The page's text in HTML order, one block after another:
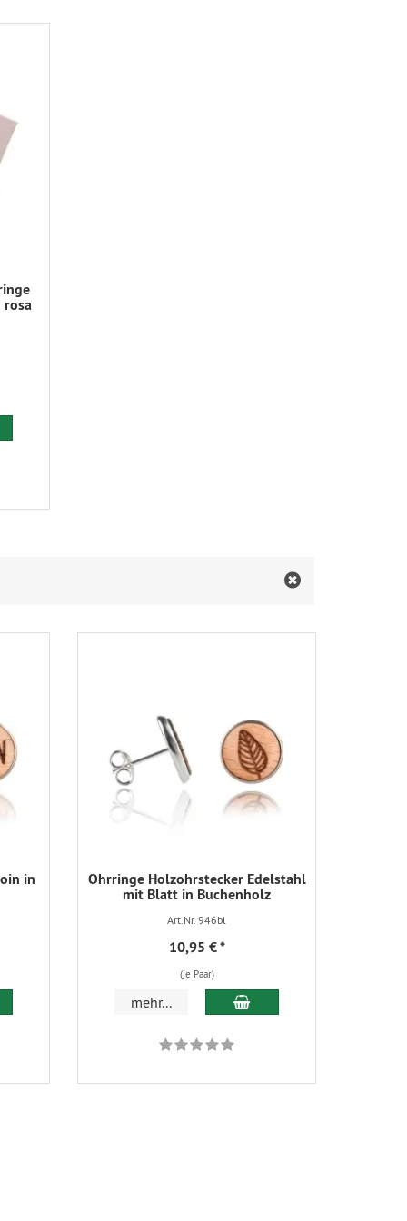
rosa
Warenkorb
in
Warenkorb
Ohrringe Holzohrstecker Edelstahl
mit Blatt in Buchenholz
Art.Nr. 946bl
10,95 €*
(je Paar)
mehr... In den Warenkorb